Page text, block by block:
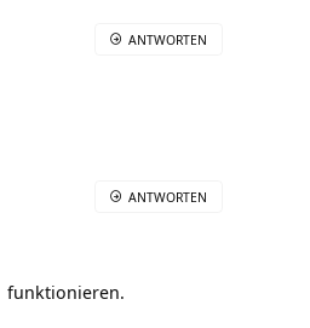
ANTWORTEN
funktionieren.
ANTWORTEN